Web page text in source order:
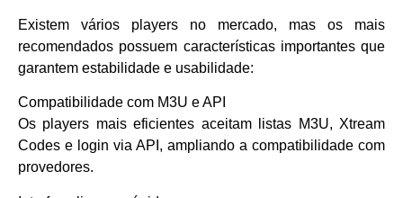
Existem vários players no mercado, mas os mais
recomendados possuem características importantes que
garantem estabilidade e usabilidade:
Compatibilidade com M3U e API
Os players mais eficientes aceitam listas M3U, Xtream
Codes e login via API, ampliando a compatibilidade com
provedores.